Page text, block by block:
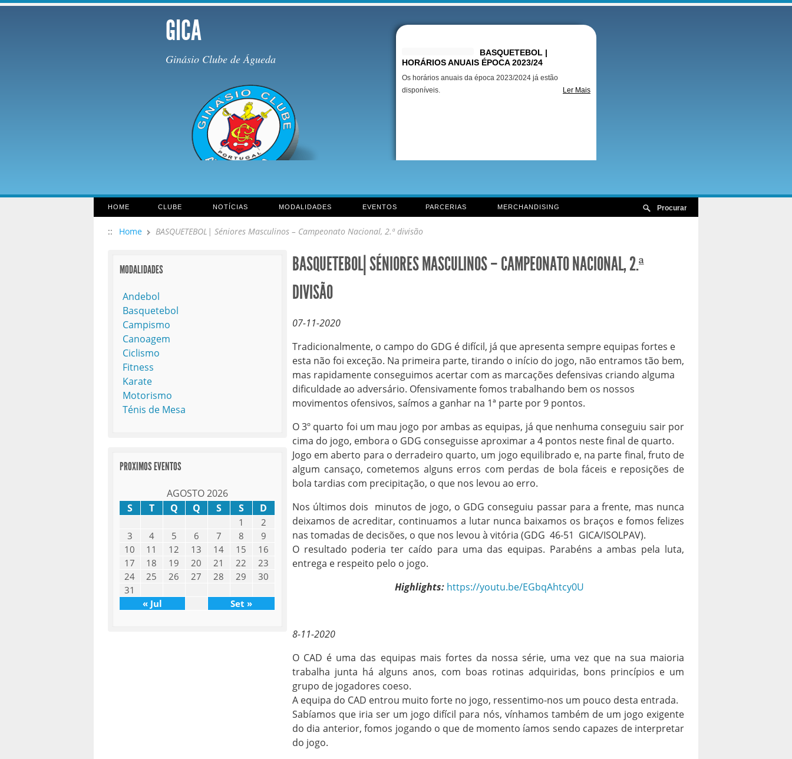
GICA
Ginásio Clube de Águeda
BASQUETEBOL |
HORÁRIOS ANUAIS ÉPOCA 2023/24
Os horários anuais da época 2023/2024 já estão
disponíveis.
Ler Mais
HOME CLUBE NOTÍCIAS MODALIDADES EVENTOS PARCERIAS MERCHANDISING
:: Home BASQUETEBOL| Séniores Masculinos – Campeonato Nacional, 2.ª divisão
BASQUETEBOL| SÉNIORES MASCULINOS – CAMPEONATO NACIONAL, 2.ª
DIVISÃO
07-11-2020
Tradicionalmente, o campo do GDG é difícil, já que apresenta sempre equipas fortes e
esta não foi exceção. Na primeira parte, tirando o início do jogo, não entramos tão bem,
mas rapidamente conseguimos acertar com as marcações defensivas criando alguma
dificuldade ao adversário. Ofensivamente fomos trabalhando bem os nossos
movimentos ofensivos, saímos a ganhar na 1ª parte por 9 pontos.
O 3º quarto foi um mau jogo por ambas as equipas, já que nenhuma conseguiu sair por
cima do jogo, embora o GDG conseguisse aproximar a 4 pontos neste final de quarto.
Jogo em aberto para o derradeiro quarto, um jogo equilibrado e, na parte final, fruto de
algum cansaço, cometemos alguns erros com perdas de bola fáceis e reposições de
bola tardias com precipitação, o que nos levou ao erro.
Nos últimos dois minutos de jogo, o GDG conseguiu passar para a frente, mas nunca
deixamos de acreditar, continuamos a lutar nunca baixamos os braços e fomos felizes
nas tomadas de decisões, o que nos levou à vitória (GDG 46-51 GICA/ISOLPAV).
O resultado poderia ter caído para uma das equipas. Parabéns a ambas pela luta,
entrega e respeito pelo o jogo.
Highlights: https://youtu.be/EGbqAhtcy0U
8-11-2020
O CAD é uma das equipas mais fortes da nossa série, uma vez que na sua maioria
trabalha junta há alguns anos, com boas rotinas adquiridas, bons princípios e um
grupo de jogadores coeso.
A equipa do CAD entrou muito forte no jogo, ressentimo-nos um pouco desta entrada.
Sabíamos que iria ser um jogo difícil para nós, vínhamos também de um jogo exigente
do dia anterior, fomos jogando o que de momento íamos sendo capazes de interpretar
do jogo.
MODALIDADES
Andebol
Basquetebol
Campismo
Canoagem
Ciclismo
Fitness
Karate
Motorismo
Ténis de Mesa
PROXIMOS EVENTOS
AGOSTO 2026
S
T Q Q S S D
1
2
3
4 5 6 7 8
9
10
11 12 13 14 15
16
17
18 19 20 21 22
23
24
25 26 27 28 29
30
31
« Jul
Set »